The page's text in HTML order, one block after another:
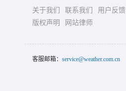
关于我们 联系我们
用户反馈
版权声明
网站律师
客服邮箱： service@weather.com.cn